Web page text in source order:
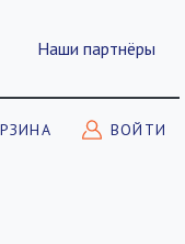
Наши партнёры
ВОЙТИ